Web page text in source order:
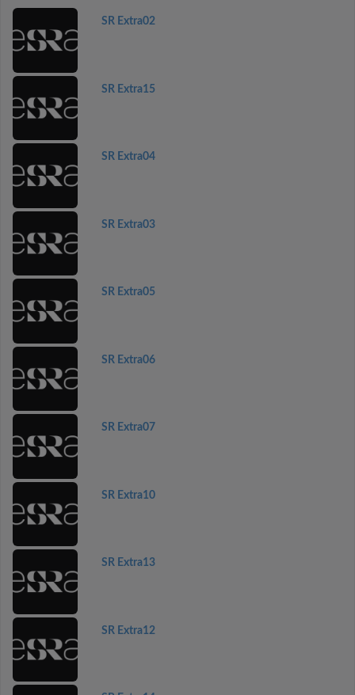
SR Extra02
SR Extra15
SR Extra04
SR Extra03
SR Extra05
SR Extra06
SR Extra07
SR Extra10
SR Extra13
SR Extra12